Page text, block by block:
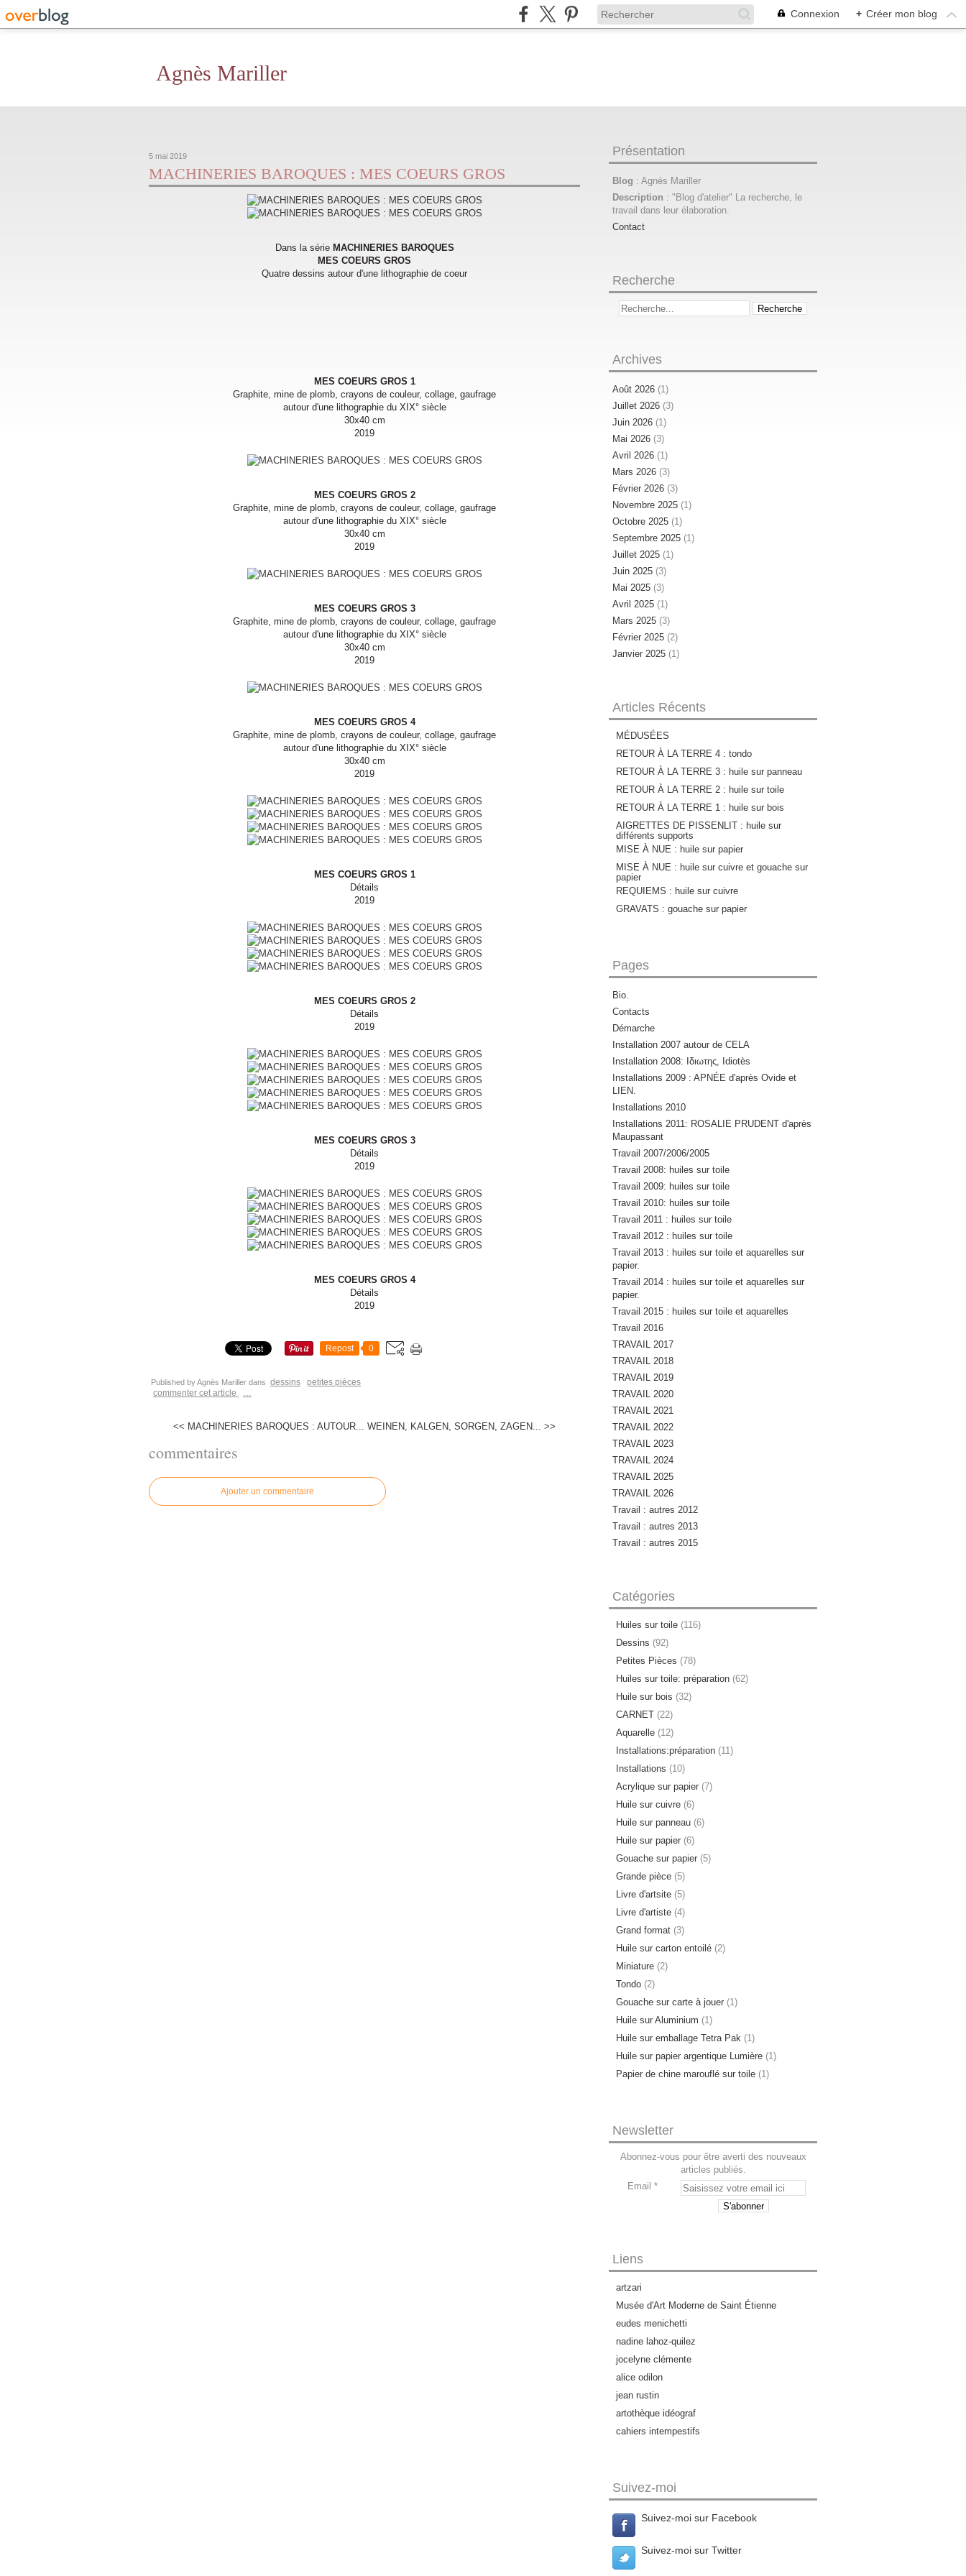
Connexion + Créer mon blog
Agnès Mariller
5 mai 2019
MACHINERIES BAROQUES : MES COEURS GROS
Dans la série MACHINERIES BAROQUES
MES COEURS GROS
Quatre dessins autour d'une lithographie de coeur
MES COEURS GROS 1
Graphite, mine de plomb, crayons de couleur, collage, gaufrage
autour d'une lithographie du XIX° siècle
30x40 cm
2019
MES COEURS GROS 2
Graphite, mine de plomb, crayons de couleur, collage, gaufrage
autour d'une lithographie du XIX° siècle
30x40 cm
2019
MES COEURS GROS 3
Graphite, mine de plomb, crayons de couleur, collage, gaufrage
autour d'une lithographie du XIX° siècle
30x40 cm
2019
MES COEURS GROS 4
Graphite, mine de plomb, crayons de couleur, collage, gaufrage
autour d'une lithographie du XIX° siècle
30x40 cm
2019
MES COEURS GROS 1
Détails
2019
MES COEURS GROS 2
Détails
2019
MES COEURS GROS 3
Détails
2019
MES COEURS GROS 4
Détails
2019
Repost 0
Published by Agnès Mariller dans dessins
petites pièces
commenter cet article
…
<< MACHINERIES BAROQUES : AUTOUR... WEINEN, KALGEN, SORGEN, ZAGEN... >>
commentaires
Ajouter un commentaire
Présentation
Blog : Agnès Mariller
Description : "Blog d'atelier" La recherche, le
travail dans leur élaboration.
Contact
Recherche
Archives
Août 2026 (1)
Juillet 2026 (3)
Juin 2026 (1)
Mai 2026 (3)
Avril 2026 (1)
Mars 2026 (3)
Février 2026 (3)
Novembre 2025 (1)
Octobre 2025 (1)
Septembre 2025 (1)
Juillet 2025 (1)
Juin 2025 (3)
Mai 2025 (3)
Avril 2025 (1)
Mars 2025 (3)
Février 2025 (2)
Janvier 2025 (1)
Articles Récents
MÉDUSÉES
RETOUR À LA TERRE 4 : tondo
RETOUR À LA TERRE 3 : huile sur panneau
RETOUR À LA TERRE 2 : huile sur toile
RETOUR À LA TERRE 1 : huile sur bois
AIGRETTES DE PISSENLIT : huile sur
différents supports
MISE À NUE : huile sur papier
MISE À NUE : huile sur cuivre et gouache sur
papier
REQUIEMS : huile sur cuivre
GRAVATS : gouache sur papier
Pages
Bio.
Contacts
Démarche
Installation 2007 autour de CELA
Installation 2008: Ιδιωτης, Idiotès
Installations 2009 : APNÉE d'après Ovide et
LIEN.
Installations 2010
Installations 2011: ROSALIE PRUDENT d'après
Maupassant
Travail 2007/2006/2005
Travail 2008: huiles sur toile
Travail 2009: huiles sur toile
Travail 2010: huiles sur toile
Travail 2011 : huiles sur toile
Travail 2012 : huiles sur toile
Travail 2013 : huiles sur toile et aquarelles sur
papier.
Travail 2014 : huiles sur toile et aquarelles sur
papier.
Travail 2015 : huiles sur toile et aquarelles
Travail 2016
TRAVAIL 2017
TRAVAIL 2018
TRAVAIL 2019
TRAVAIL 2020
TRAVAIL 2021
TRAVAIL 2022
TRAVAIL 2023
TRAVAIL 2024
TRAVAIL 2025
TRAVAIL 2026
Travail : autres 2012
Travail : autres 2013
Travail : autres 2015
Catégories
Huiles sur toile (116)
Dessins (92)
Petites Pièces (78)
Huiles sur toile: préparation (62)
Huile sur bois (32)
CARNET (22)
Aquarelle (12)
Installations:préparation (11)
Installations (10)
Acrylique sur papier (7)
Huile sur cuivre (6)
Huile sur panneau (6)
Huile sur papier (6)
Gouache sur papier (5)
Grande pièce (5)
Livre d'artsite (5)
Livre d'artiste (4)
Grand format (3)
Huile sur carton entoilé (2)
Miniature (2)
Tondo (2)
Gouache sur carte à jouer (1)
Huile sur Aluminium (1)
Huile sur emballage Tetra Pak (1)
Huile sur papier argentique Lumière (1)
Papier de chine marouflé sur toile (1)
Newsletter
Abonnez-vous pour être averti des nouveaux
articles publiés.
Email
Liens
artzari
Musée d'Art Moderne de Saint Étienne
eudes menichetti
nadine lahoz-quilez
jocelyne clémente
alice odilon
jean rustin
artothèque idéograf
cahiers intempestifs
Suivez-moi
Suivez-moi sur Facebook
Suivez-moi sur Twitter